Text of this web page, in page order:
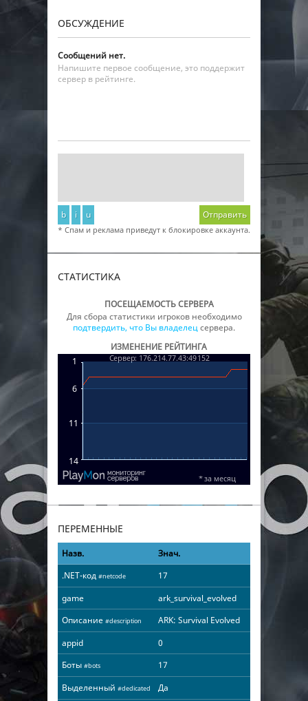
ОБСУЖДЕНИЕ
Сообщений нет.
Напишите первое сообщение, это поддержит
сервер в рейтинге.
b i u Отправить
* Спам и реклама приведут к блокировке аккаунта.
СТАТИСТИКА
ПОСЕЩАЕМОСТЬ СЕРВЕРА
Для сбора статистики игроков необходимо
подтвердить, что Вы владелецсервера.
ИЗМЕНЕНИЕ РЕЙТИНГА
ПЕРЕМЕННЫЕ
Назв.
Знач.
.NET-код #netcode
17
game
ark_survival_evolved
Описание #description
ARK: Survival Evolved
appid
0
Боты #bots
17
Выделенный #dedicated
Да